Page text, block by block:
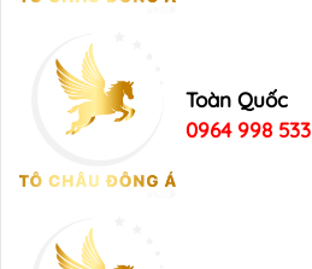
Toàn Quốc
0964 998 533